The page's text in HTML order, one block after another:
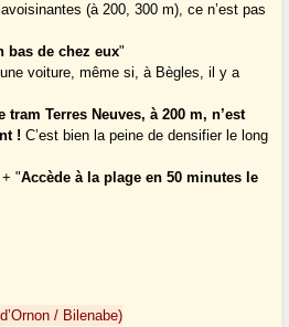
(à 200, 300 m), ce n’est pas
bas de chez eux"
voiture, même si, à Bègles, il y a
Terres Neuves, à 200 m, n’est
! C’est bien la peine de densifier le long
"Accède à la plage en 50 minutes le
/ Bilenabe)